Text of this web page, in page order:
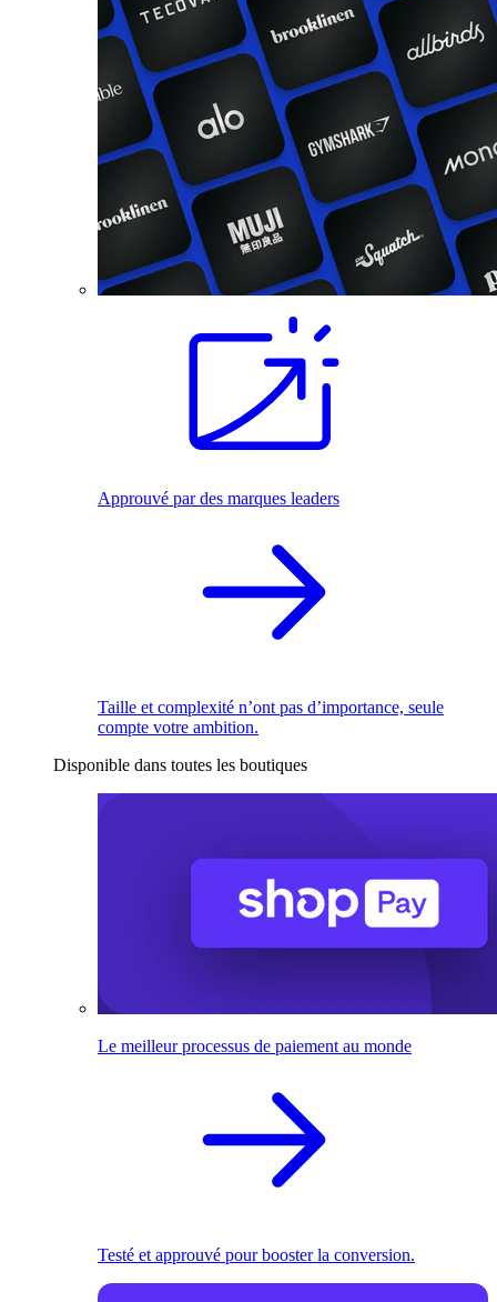
Approuvé par des marques leaders
Taille et complexité n’ont pas d’importance, seule
compte votre ambition.
Disponible dans toutes les boutiques
Le meilleur processus de paiement au monde
Testé et approuvé pour booster la conversion.